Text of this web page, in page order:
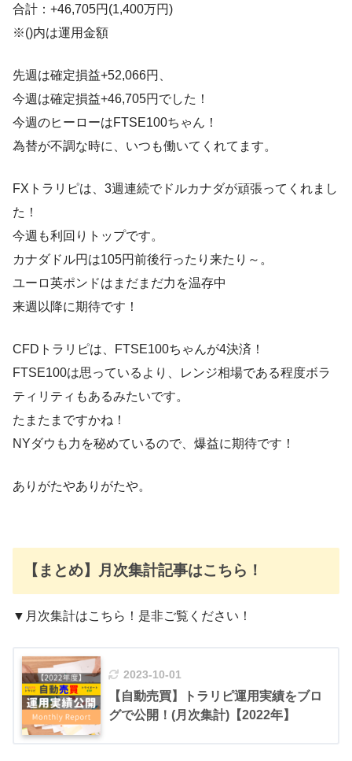
合計：+46,705円(1,400万円)
※()内は運用金額
先週は確定損益+52,066円、
今週は確定損益+46,705円でした！
今週のヒーローはFTSE100ちゃん！
為替が不調な時に、いつも働いてくれてます。
FXトラリピは、3週連続でドルカナダが頑張ってくれまし
た！
今週も利回りトップです。
カナダドル円は105円前後行ったり来たり～。
ユーロ英ポンドはまだまだ力を温存中
来週以降に期待です！
CFDトラリピは、FTSE100ちゃんが4決済！
FTSE100は思っているより、レンジ相場である程度ボラ
ティリティもあるみたいです。
たまたまですかね！
NYダウも力を秘めているので、爆益に期待です！
ありがたやありがたや。
【まとめ】月次集計記事はこちら！
▼月次集計はこちら！是非ご覧ください！
2023-10-01
【自動売買】トラリピ運用実績をブロ
グで公開！(月次集計)【2022年】